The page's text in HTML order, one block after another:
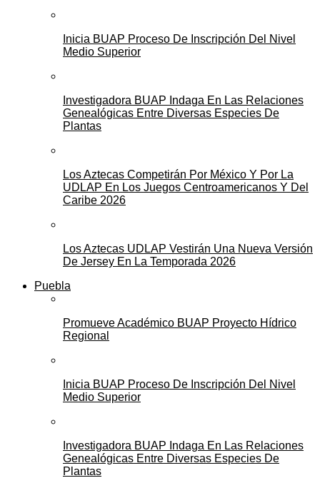
Inicia BUAP Proceso De Inscripción Del Nivel
Medio Superior
Investigadora BUAP Indaga En Las Relaciones
Genealógicas Entre Diversas Especies De
Plantas
Los Aztecas Competirán Por México Y Por La
UDLAP En Los Juegos Centroamericanos Y Del
Caribe 2026
Los Aztecas UDLAP Vestirán Una Nueva Versión
De Jersey En La Temporada 2026
Puebla
Promueve Académico BUAP Proyecto Hídrico
Regional
Inicia BUAP Proceso De Inscripción Del Nivel
Medio Superior
Investigadora BUAP Indaga En Las Relaciones
Genealógicas Entre Diversas Especies De
Plantas